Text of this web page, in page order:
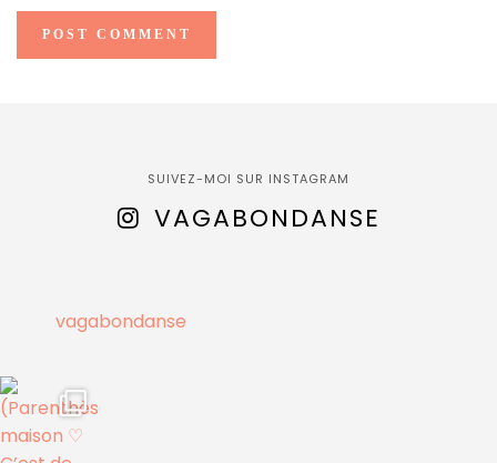
SUIVEZ-MOI SUR INSTAGRAM
VAGABONDANSE
vagabondanse